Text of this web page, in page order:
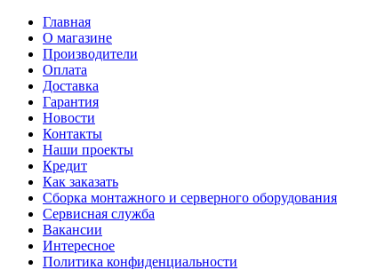
Главная
О магазине
Производители
Оплата
Доставка
Гарантия
Новости
Контакты
Наши проекты
Кредит
Как заказать
Сборка монтажного и серверного оборудования
Сервисная служба
Вакансии
Интересное
Политика конфиденциальности